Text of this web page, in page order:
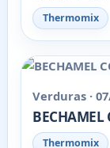
Thermomix
Verduras ·
Thermomix